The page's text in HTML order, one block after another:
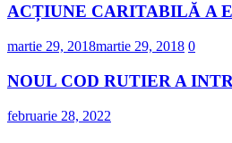
ACȚIUNE CARITABILĂ A
martie 29, 2018martie 29, 2018 0
NOUL COD RUTIER A
februarie 28, 2022